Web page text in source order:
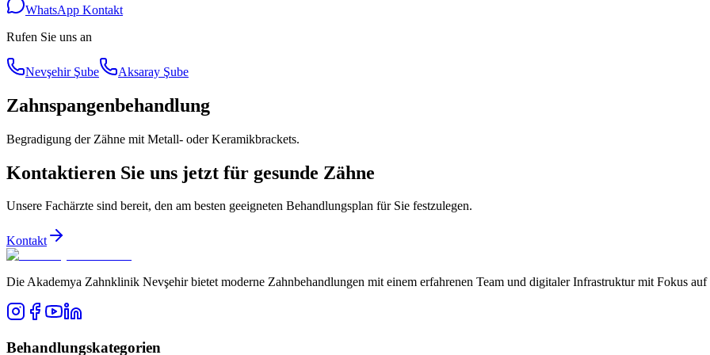
WhatsApp Kontakt
Rufen Sie uns an
Nevşehir Şube Aksaray Şube
Zahnspangenbehandlung
Begradigung der Zähne mit Metall- oder Keramikbrackets.
Kontaktieren Sie uns jetzt für gesunde Zähne
Unsere Fachärzte sind bereit, den am besten geeigneten Behandlungsplan für Sie festzulegen.
Kontakt
Die Akademya Zahnklinik Nevşehir bietet moderne Zahnbehandlungen mit einem erfahrenen Team und digitaler Infrastruktur mit Fokus auf
Behandlungskategorien